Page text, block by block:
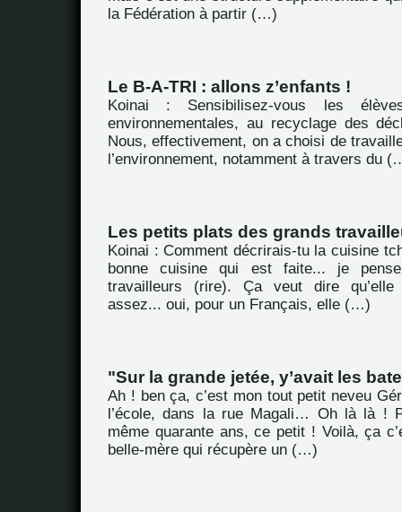
la Fédération à partir (…)
Le B-A-TRI : allons z’enfants !
Koinai : Sensibilisez-vous les
environnementales, au recyclage des
Nous, effectivement, on a choisi de
l’environnement, notamment à travers du
Les petits plats des grands
Koinai : Comment décrirais-tu la cuisine
bonne cuisine qui est faite... je
travailleurs (rire). Ça veut dire
assez... oui, pour un Français, elle (…)
"Sur la grande jetée, y’avait les
Ah ! ben ça, c’est mon tout petit neveu
l’école, dans la rue Magali… Oh là là !
même quarante ans, ce petit ! Voilà, ça
belle-mère qui récupère un (…)